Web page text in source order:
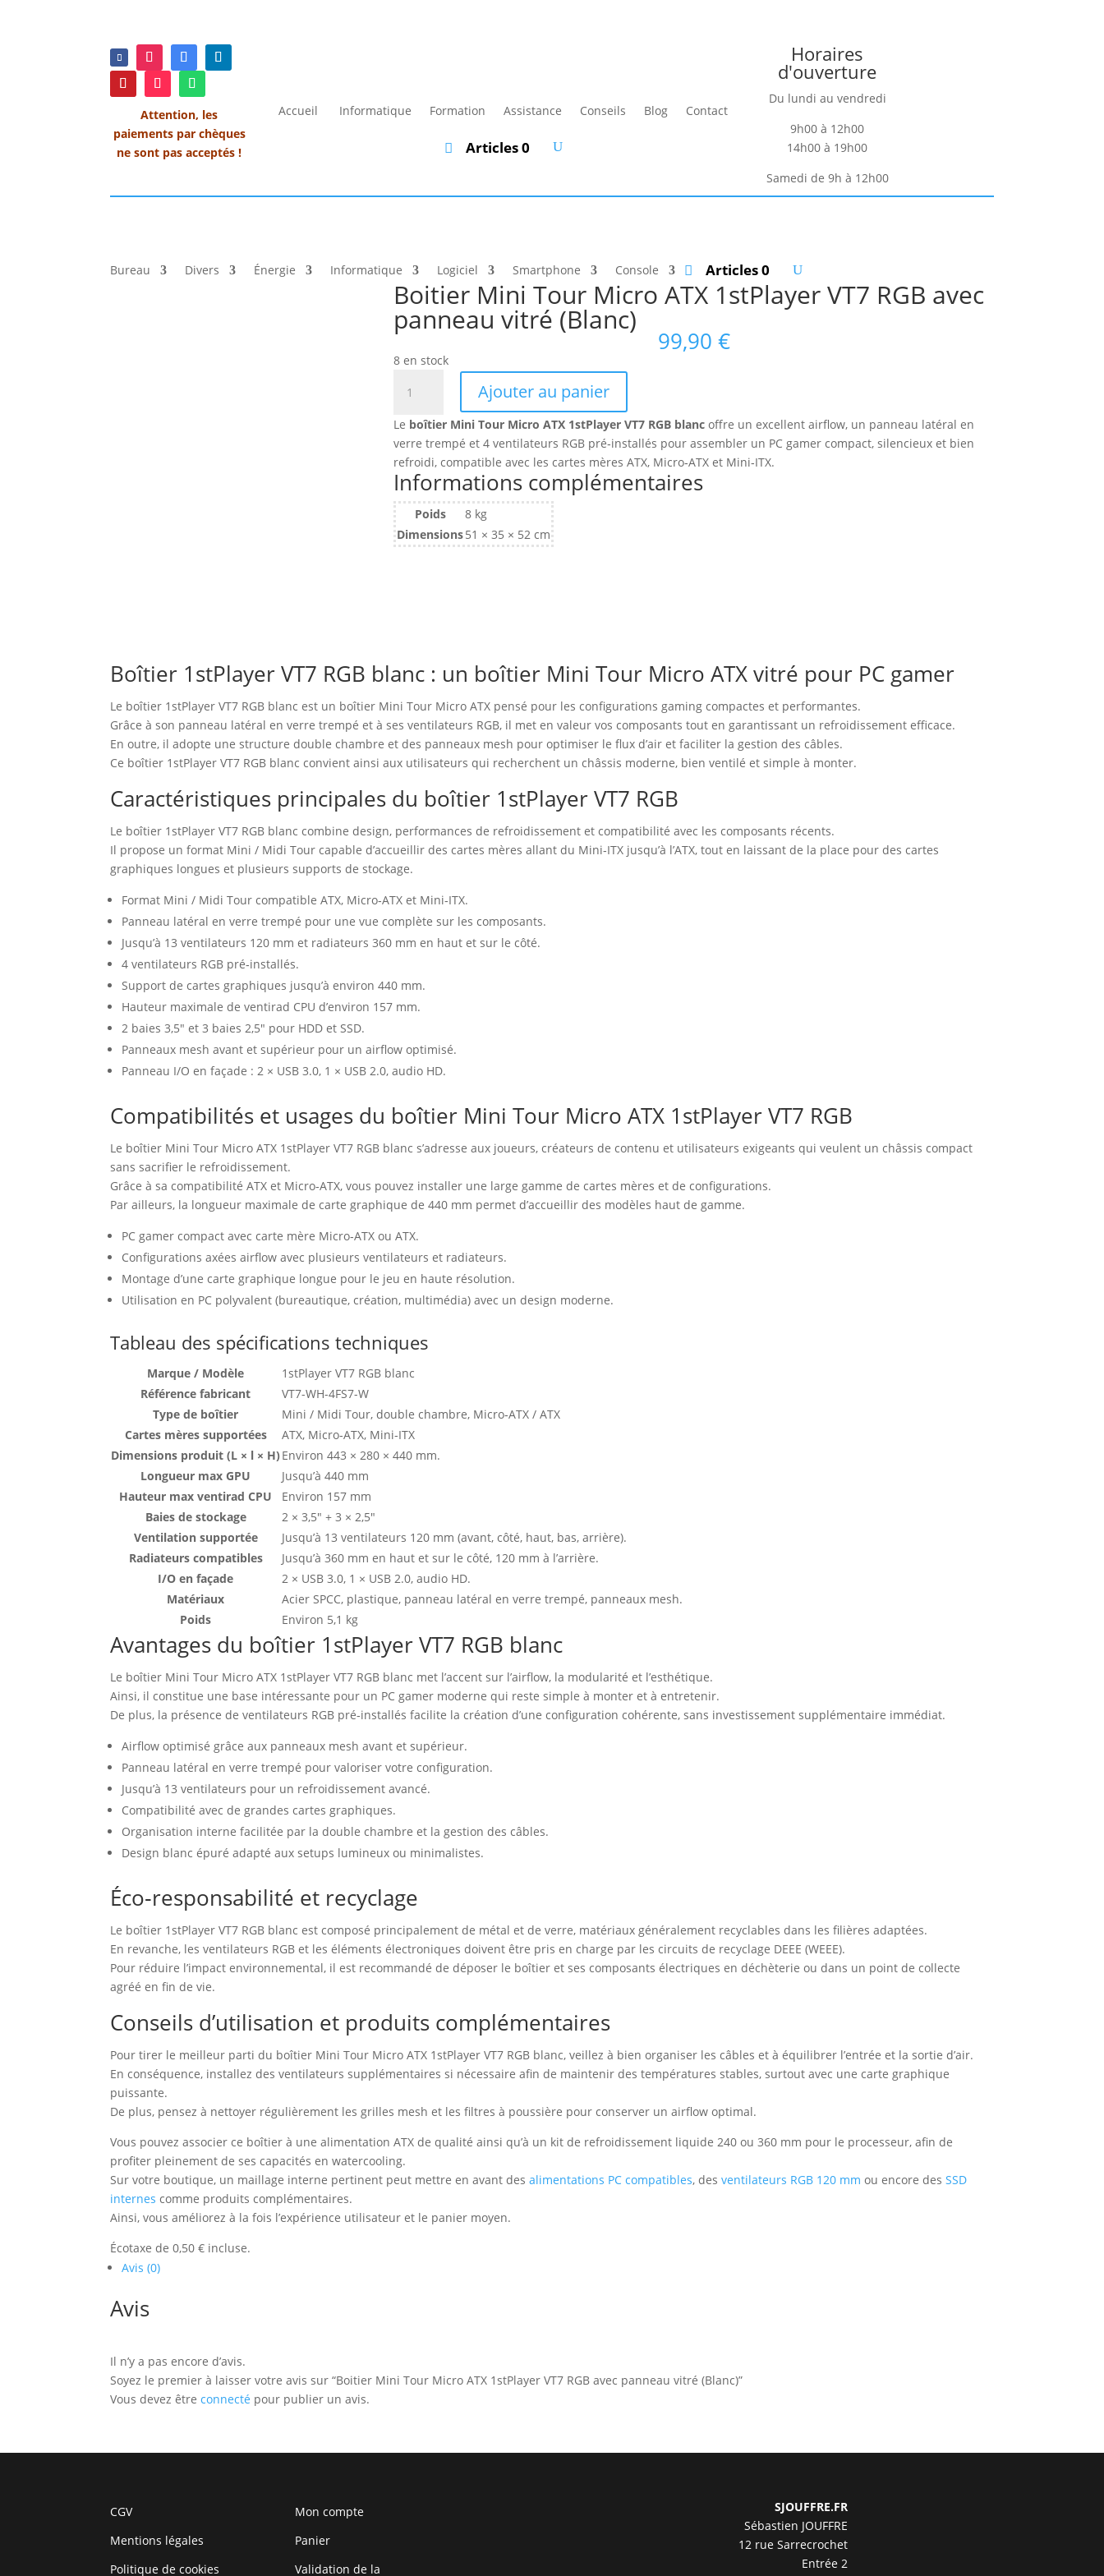
Attention, les
paiements par chèques
ne sont pas acceptés !
Accueil Informatique Formation Assistance Conseils Blog Contact
Articles 0
Horaires
d'ouverture
Du lundi au vendredi
9h00 à 12h00
14h00 à 19h00
Samedi de 9h à 12h00
Bureau Divers Énergie Informatique Logiciel Smartphone Console Articles 0
Boitier Mini Tour Micro ATX 1stPlayer VT7 RGB avec
panneau vitré (Blanc)
99,90 €
8 en stock
Micro
ATX
1stPlayer
VT7
RGB
Ajouter au panier
Le boîtier Mini Tour Micro ATX 1stPlayer VT7 RGB blanc offre un excellent airflow, un panneau latéral en
verre trempé et 4 ventilateurs RGB pré‑installés pour assembler un PC gamer compact, silencieux et bien
refroidi, compatible avec les cartes mères ATX, Micro‑ATX et Mini‑ITX.
Informations complémentaires
Poids
8 kg
Dimensions51 × 35 × 52 cm
Boîtier 1stPlayer VT7 RGB blanc : un boîtier Mini Tour Micro ATX vitré pour PC gamer
Le boîtier 1stPlayer VT7 RGB blanc est un boîtier Mini Tour Micro ATX pensé pour les configurations gaming compactes et performantes.
Grâce à son panneau latéral en verre trempé et à ses ventilateurs RGB, il met en valeur vos composants tout en garantissant un refroidissement efficace.
En outre, il adopte une structure double chambre et des panneaux mesh pour optimiser le flux d’air et faciliter la gestion des câbles.
Ce boîtier 1stPlayer VT7 RGB blanc convient ainsi aux utilisateurs qui recherchent un châssis moderne, bien ventilé et simple à monter.
Caractéristiques principales du boîtier 1stPlayer VT7 RGB
Le boîtier 1stPlayer VT7 RGB blanc combine design, performances de refroidissement et compatibilité avec les composants récents.
Il propose un format Mini / Midi Tour capable d’accueillir des cartes mères allant du Mini‑ITX jusqu’à l’ATX, tout en laissant de la place pour des cartes
graphiques longues et plusieurs supports de stockage.
Format Mini / Midi Tour compatible ATX, Micro‑ATX et Mini‑ITX.
Panneau latéral en verre trempé pour une vue complète sur les composants.
Jusqu’à 13 ventilateurs 120 mm et radiateurs 360 mm en haut et sur le côté.
4 ventilateurs RGB pré‑installés.
Support de cartes graphiques jusqu’à environ 440 mm.
Hauteur maximale de ventirad CPU d’environ 157 mm.
2 baies 3,5″ et 3 baies 2,5″ pour HDD et SSD.
Panneaux mesh avant et supérieur pour un airflow optimisé.
Panneau I/O en façade : 2 × USB 3.0, 1 × USB 2.0, audio HD.
Compatibilités et usages du boîtier Mini Tour Micro ATX 1stPlayer VT7 RGB
Le boîtier Mini Tour Micro ATX 1stPlayer VT7 RGB blanc s’adresse aux joueurs, créateurs de contenu et utilisateurs exigeants qui veulent un châssis compact
sans sacrifier le refroidissement.
Grâce à sa compatibilité ATX et Micro‑ATX, vous pouvez installer une large gamme de cartes mères et de configurations.
Par ailleurs, la longueur maximale de carte graphique de 440 mm permet d’accueillir des modèles haut de gamme.
PC gamer compact avec carte mère Micro‑ATX ou ATX.
Configurations axées airflow avec plusieurs ventilateurs et radiateurs.
Montage d’une carte graphique longue pour le jeu en haute résolution.
Utilisation en PC polyvalent (bureautique, création, multimédia) avec un design moderne.
Tableau des spécifications techniques
Marque / Modèle
1stPlayer VT7 RGB blanc
Référence fabricant
VT7-WH-4FS7-W
Type de boîtier
Mini / Midi Tour, double chambre, Micro‑ATX / ATX
Cartes mères supportées
ATX, Micro‑ATX, Mini‑ITX
Dimensions produit (L × l × H) Environ 443 × 280 × 440 mm.
Longueur max GPU
Jusqu’à 440 mm
Hauteur max ventirad CPU
Environ 157 mm
Baies de stockage
2 × 3,5″ + 3 × 2,5″
Ventilation supportée
Jusqu’à 13 ventilateurs 120 mm (avant, côté, haut, bas, arrière).
Radiateurs compatibles
Jusqu’à 360 mm en haut et sur le côté, 120 mm à l’arrière.
I/O en façade
2 × USB 3.0, 1 × USB 2.0, audio HD.
Matériaux
Acier SPCC, plastique, panneau latéral en verre trempé, panneaux mesh.
Poids
Environ 5,1 kg
Avantages du boîtier 1stPlayer VT7 RGB blanc
Le boîtier Mini Tour Micro ATX 1stPlayer VT7 RGB blanc met l’accent sur l’airflow, la modularité et l’esthétique.
Ainsi, il constitue une base intéressante pour un PC gamer moderne qui reste simple à monter et à entretenir.
De plus, la présence de ventilateurs RGB pré‑installés facilite la création d’une configuration cohérente, sans investissement supplémentaire immédiat.
Airflow optimisé grâce aux panneaux mesh avant et supérieur.
Panneau latéral en verre trempé pour valoriser votre configuration.
Jusqu’à 13 ventilateurs pour un refroidissement avancé.
Compatibilité avec de grandes cartes graphiques.
Organisation interne facilitée par la double chambre et la gestion des câbles.
Design blanc épuré adapté aux setups lumineux ou minimalistes.
Éco‑responsabilité et recyclage
Le boîtier 1stPlayer VT7 RGB blanc est composé principalement de métal et de verre, matériaux généralement recyclables dans les filières adaptées.
En revanche, les ventilateurs RGB et les éléments électroniques doivent être pris en charge par les circuits de recyclage DEEE (WEEE).
Pour réduire l’impact environnemental, il est recommandé de déposer le boîtier et ses composants électriques en déchèterie ou dans un point de collecte
agréé en fin de vie.
Conseils d’utilisation et produits complémentaires
Pour tirer le meilleur parti du boîtier Mini Tour Micro ATX 1stPlayer VT7 RGB blanc, veillez à bien organiser les câbles et à équilibrer l’entrée et la sortie d’air.
En conséquence, installez des ventilateurs supplémentaires si nécessaire afin de maintenir des températures stables, surtout avec une carte graphique
puissante.
De plus, pensez à nettoyer régulièrement les grilles mesh et les filtres à poussière pour conserver un airflow optimal.
Vous pouvez associer ce boîtier à une alimentation ATX de qualité ainsi qu’à un kit de refroidissement liquide 240 ou 360 mm pour le processeur, afin de
profiter pleinement de ses capacités en watercooling.
Sur votre boutique, un maillage interne pertinent peut mettre en avant desalimentations PC compatibles, desventilateurs RGB 120 mm ou encore desSSD
internes comme produits complémentaires.
Ainsi, vous améliorez à la fois l’expérience utilisateur et le panier moyen.
Écotaxe de 0,50 € incluse.
Avis (0)
Avis
Il n’y a pas encore d’avis.
Soyez le premier à laisser votre avis sur “Boitier Mini Tour Micro ATX 1stPlayer VT7 RGB avec panneau vitré (Blanc)”
Vous devez êtreconnecté pour publier un avis.
CGV
Mentions légales
Politique de cookies
Mon compte
Panier
Validation de la
SJOUFFRE.FR
Sébastien JOUFFRE
12 rue Sarrecrochet
Entrée 2